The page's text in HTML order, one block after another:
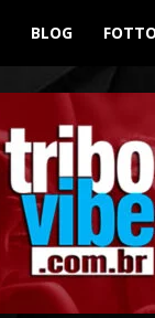
BLOG FOTTO